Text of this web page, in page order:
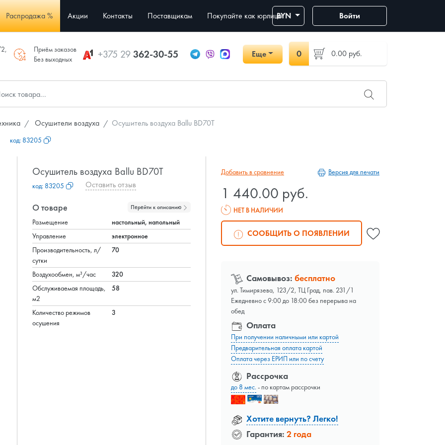
Распродажа % Акции Контакты Поставщикам Покупайте как юрлицоBYN Войти
Приём заказов
Без выходных
+375 29362-30-55 Еще 0 0.00 руб.
Осушители воздуха Осушитель воздуха Ballu BD70T
код: 83205
Осушитель воздуха Ballu BD70T
код: 83205 Оставить отзыв
О товаре Перейти к описанию
Размещение
настольный, напольный
Управление
электронное
Производительность, л/
сутки
70
Воздухообмен, м³/час
320
Обслуживаемая площадь,
м2
58
Количество режимов
осушения
3
Добавить в сравнение Версия для печати
1 440.00 руб.
НЕТ В НАЛИЧИИ
СООБЩИТЬ О ПОЯВЛЕНИИ
Самовывоз: бесплатно
ул. Тимирязева, 123/2, ТЦ Град, пав. 231/1
Ежедневно с 9:00 до 18:00 без перерыва на
обед
Оплата
При получении наличными или картой
Предварительная оплата картой
Оплата через ЕРИП или по счету
Рассрочка
до 8 мес.- по картам рассрочки
Хотите вернуть? Легко!
Гарантия: 2 года